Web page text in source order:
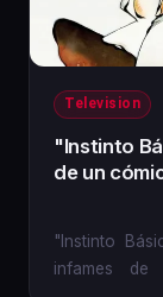
Television
"Instinto
de un
"Instinto
infames de